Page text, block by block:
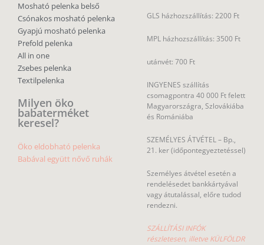
Mosható pelenka belső
Csónakos mosható pelenka
Gyapjú mosható pelenka
Prefold pelenka
All in one
Zsebes pelenka
Textilpelenka
Milyen öko
babaterméket
keresel?
Öko eldobható pelenka
Babával együtt nővő ruhák
GLS házhozszállítás: 2200 Ft
MPL házhozszállítás: 3500 Ft
utánvét: 700 Ft
INGYENES szállítás
csomagpontra 40 000 Ft felett
Magyarországra, Szlovákiába
és Romániába
SZEMÉLYES ÁTVÉTEL – Bp.,
21. ker (időpontegyeztetéssel)
Személyes átvétel esetén a
rendelésedet bankkártyával
vagy átutalással, előre tudod
rendezni.
SZÁLLÍTÁSI INFÓK
részletesen, illetve KÜLFÖLDR